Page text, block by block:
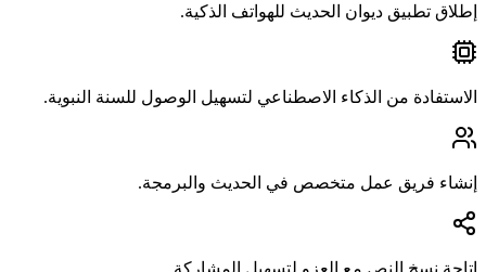
إطلاق تطبيق ديوان الحديث للهواتف الذكية.
الاستفادة من الذكاء الاصطناعي لتسهيل الوصول للسنة النبوية.
إنشاء فريق عمل متخصص في الحديث والبرمجة.
إتاحة نسخ النص مع العزو لتسهيل المشاركة.